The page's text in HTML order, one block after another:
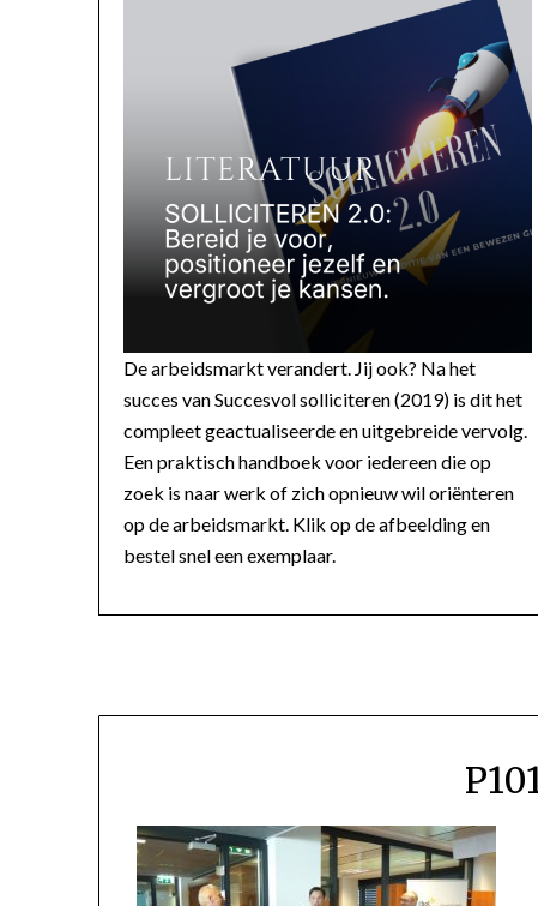
De arbeidsmarkt verandert. Jij ook? Na het
succes van Succesvol solliciteren (2019) is dit het
compleet geactualiseerde en uitgebreide vervolg.
Een praktisch handboek voor iedereen die op
zoek is naar werk of zich opnieuw wil oriënteren
op de arbeidsmarkt. Klik op de afbeelding en
bestel snel een exemplaar.